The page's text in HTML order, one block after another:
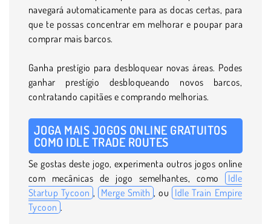
navegará automaticamente para as docas certas, para
que te possas concentrar em melhorar e poupar para
comprar mais barcos.
Ganha prestígio para desbloquear novas áreas. Podes
ganhar prestígio desbloqueando novos barcos,
contratando capitães e comprando melhorias.
JOGA MAIS JOGOS ONLINE GRATUITOS
COMO IDLE TRADE ROUTES
Se gostas deste jogo, experimenta outros jogos online
com mecânicas de jogo semelhantes, como Idle
Startup Tycoon , Merge Smith , ou Idle Train Empire
Tycoon .